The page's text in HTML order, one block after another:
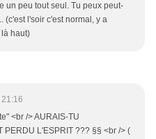
un peu tout seul. Tu peux peut-
(c'est l'soir c'est normal, y a
haut)
<br /> AURAIS-TU
PERDU L'ESPRIT ??? §§ <br /> (